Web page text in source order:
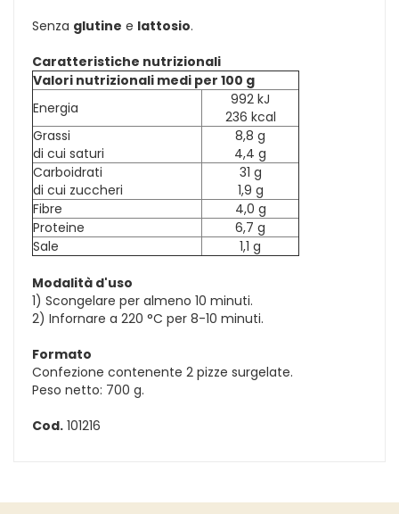
Senza glutine e lattosio.
Caratteristiche nutrizionali
Valori nutrizionali medi per 100 g
Energia
992 kJ
236 kcal
Grassi
di cui saturi
8,8 g
4,4 g
Carboidrati
di cui zuccheri
31 g
1,9 g
Fibre
4,0 g
Proteine
6,7 g
Sale
1,1 g
Modalità d'uso
1) Scongelare per almeno 10 minuti.
2) Infornare a 220 °C per 8-10 minuti.
Formato
Confezione contenente 2 pizze surgelate.
Peso netto: 700 g.
Cod. 101216